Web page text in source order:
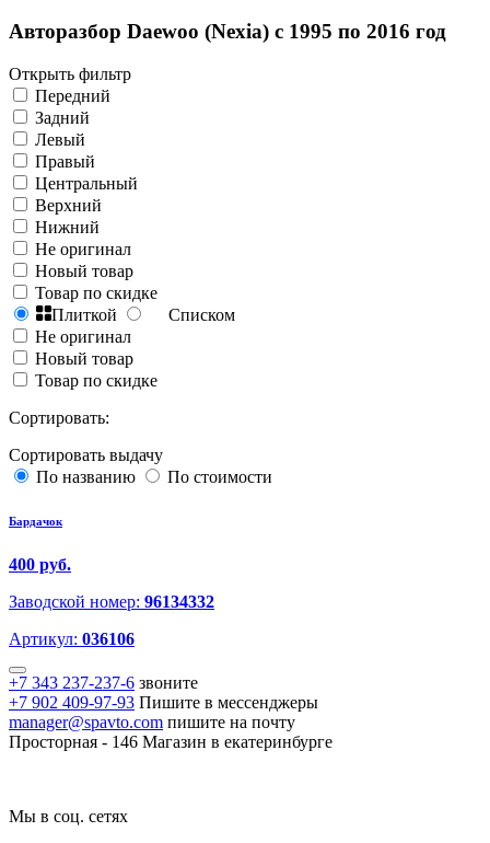
Авторазбор Daewoo (Nexia) с 1995 по 2016 год
Открыть фильтр
Передний
Задний
Левый
Правый
Центральный
Верхний
Нижний
Не оригинал
Новый товар
Товар по скидке
Плиткой
Списком
Не оригинал
Новый товар
Товар по скидке
Сортировать:
Сортировать выдачу
По названию
По стоимости
Бардачок
400 руб.
Заводской номер: 96134332
Артикул: 036106
+7 343 237-237-6 звоните
+7 902 409-97-93 Пишите в мессенджеры
manager@spavto.com пишите на почту
Просторная - 146 Магазин в екатеринбурге
Мы в соц. сетях